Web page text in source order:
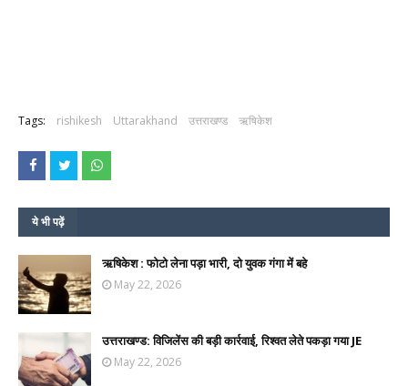
Tags: rishikesh Uttarakhand उत्तराखण्ड ऋषिकेश
ये भी पढ़ें
ऋषिकेश : फोटो लेना पड़ा भारी, दो युवक गंगा में बहे
May 22, 2026
उत्तराखण्ड: विजिलेंस की बड़ी कार्रवाई, रिश्वत लेते पकड़ा गया JE
May 22, 2026